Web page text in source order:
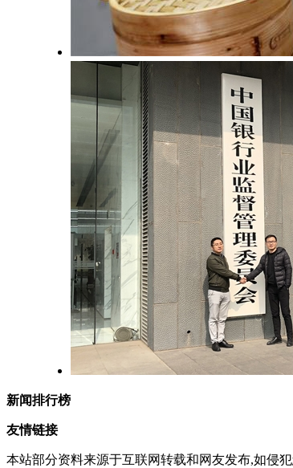
新闻排行榜
友情链接
本站部分资料来源于互联网转载和网友发布,如侵